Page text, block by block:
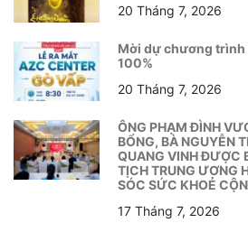
20 Tháng 7, 2026
Mời dự chương
100%
20 Tháng 7, 2026
ÔNG PHẠM ĐÌNH
BỔNG, BÀ NGUYỄN
QUANG VINH ĐƯỢC
TỊCH TRUNG ƯƠNG
SÓC SỨC KHOẺ
17 Tháng 7, 2026